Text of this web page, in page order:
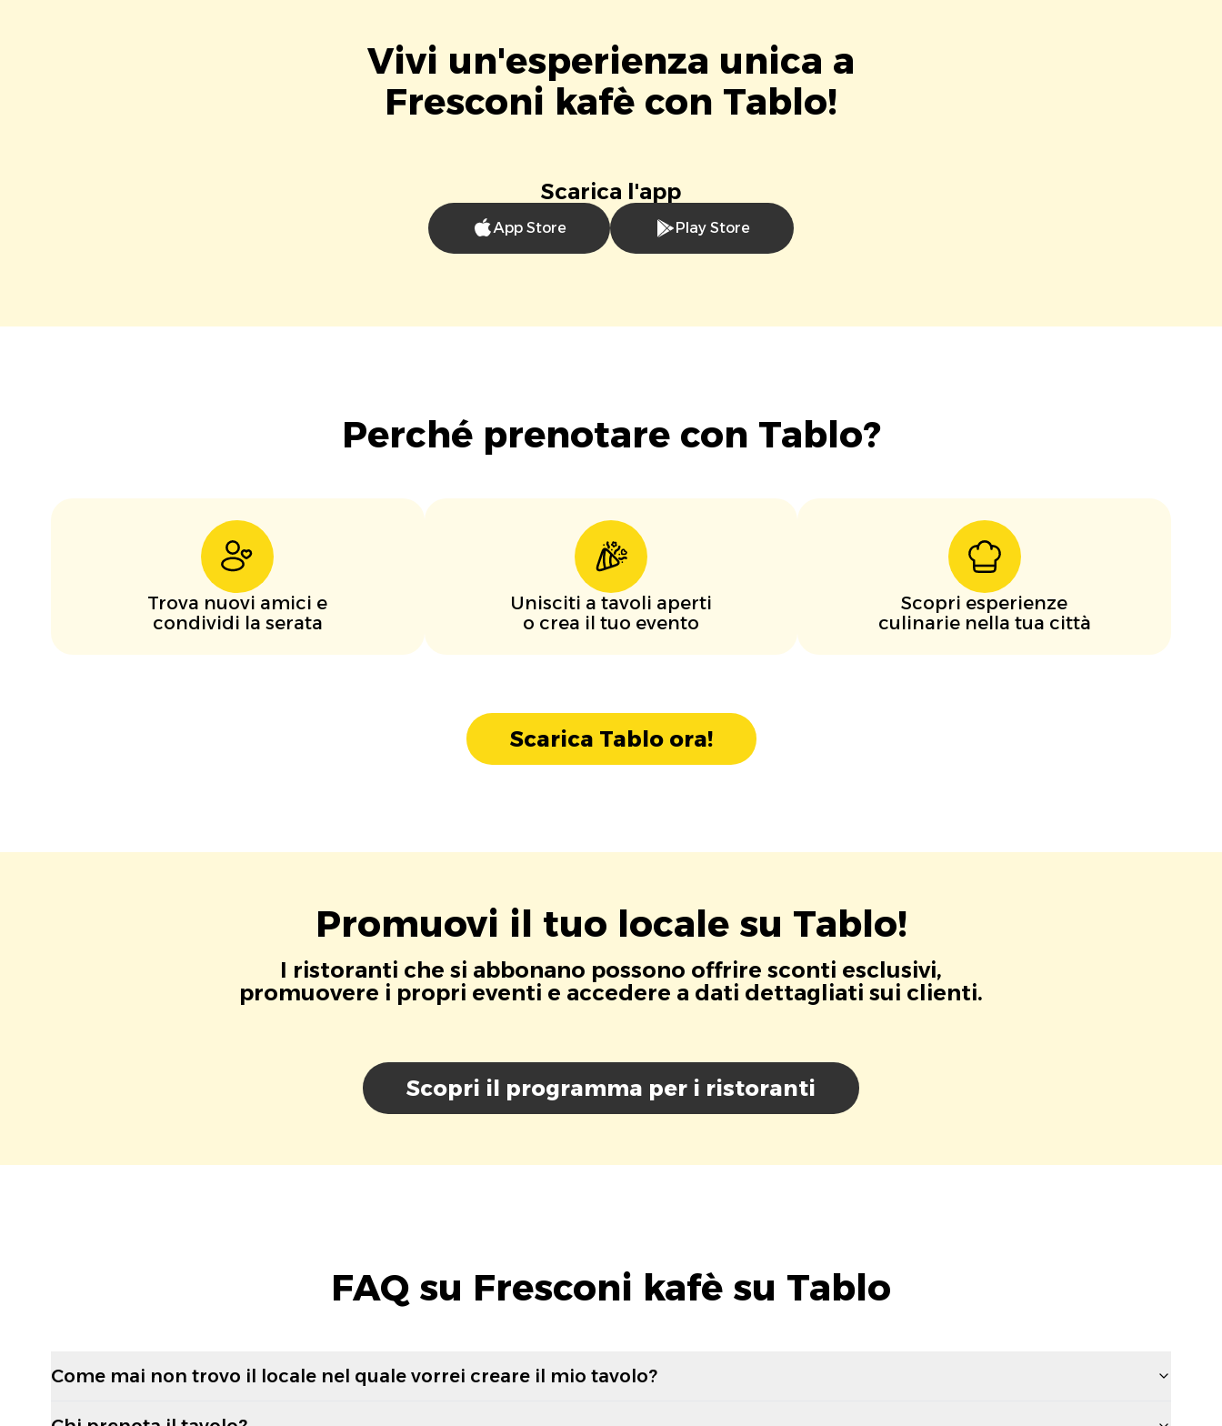
Vivi un'esperienza unica a
Fresconi kafè con Tablo!
Scarica l'app
App Store Play Store
Perché prenotare con Tablo?
Trova nuovi amici e
condividi la serata
Unisciti a tavoli aperti
o crea il tuo evento
Scopri esperienze
culinarie nella tua città
Scarica Tablo ora!
Promuovi il tuo locale su Tablo!
I ristoranti che si abbonano possono offrire sconti esclusivi,
promuovere i propri eventi e accedere a dati dettagliati sui clienti.
Scopri il programma per i ristoranti
FAQ su Fresconi kafè su Tablo
Come mai non trovo il locale nel quale vorrei creare il mio tavolo?